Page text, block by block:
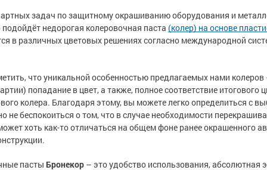
разбавители
товары
полов
товары
товары
краски для
для
задач по защитному окрашиванию оборудования и
подойдёт недорогая колеровочная паста (колер) на основе
в различных цветовых решениях согласно международной
что уникальной особенностью предлагаемых нами колеров
попадание в цвет, а также, полное соответствие итогового
колера. Благодаря этому, вы можете легко определиться с
не беспокоиться о том, что в случае необходимости
хоть как-то отличаться на общем фоне ранее окрашенного
пасты Бронекор – это удобство использования,
разбавители
товары
полов
товары
товары
краски для
для